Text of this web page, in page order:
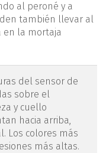
al peroné y a
también llevar al
en la mortaja
del sensor de
sobre el
y cuello
hacia arriba,
Los colores más
más altas.